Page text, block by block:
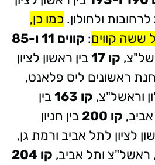
לרחובות ולחולון. כמו כן,
ששה קווים: קווים 11 ו-85
קו 17
בין ראשון לציון
ראשונים ליס פלאנט,
וראשל"צ, קו 163
בין
קו 200
בין חניון
לציון לתל אביב ורמת גן,
ראשל"צ ותל אביב, קו 204